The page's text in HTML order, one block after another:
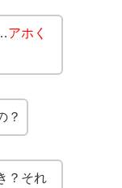
アホく
？
？それ